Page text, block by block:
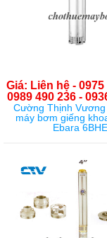
Giá: Liên hệ - 0975
0989 490 236 -
Cường Thịnh
máy bơm giếng
Ebara 6BHE